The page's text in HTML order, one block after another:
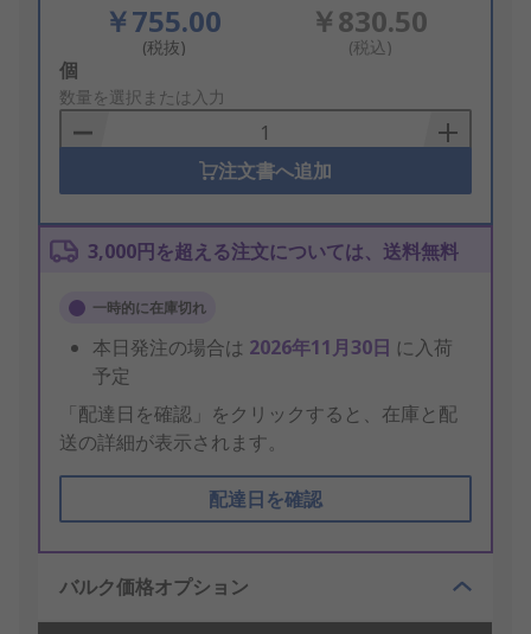
￥755.00
(税抜)
￥830.50
(税込)
Add
to
Basket
個
数量を選択または入力
注文書へ追加
3,000円を超える注文については、送料無料
一時的に在庫切れ
本日発注の場合は 2026年11月30日 に入荷
予定
「配達日を確認」をクリックすると、在庫と配
送の詳細が表示されます。
配達日を確認
バルク価格オプション